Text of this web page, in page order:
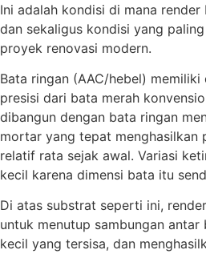
Ini adalah kondisi di mana
dan sekaligus kondisi yang
proyek renovasi modern.
Bata ringan (AAC/hebel)
presisi dari bata merah
dibangun dengan bata ringan
mortar yang tepat menghasilkan
relatif rata sejak awal. Variasi
kecil karena dimensi bata itu
Di atas substrat seperti ini,
untuk menutup sambungan antar
kecil yang tersisa, dan